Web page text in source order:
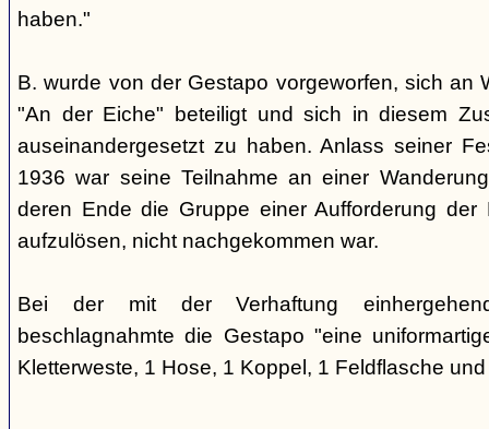
haben."
B. wurde von der Gestapo vorgeworfen, sich an
"An der Eiche" beteiligt und sich in diesem
auseinandergesetzt zu haben. Anlass seiner
1936 war seine Teilnahme an einer
deren Ende die Gruppe einer Aufforderung der
aufzulösen, nicht nachgekommen war.
Bei der mit der Verhaftung
beschlagnahmte die Gestapo "eine
Kletterweste, 1 Hose, 1 Koppel, 1 Feldflasche